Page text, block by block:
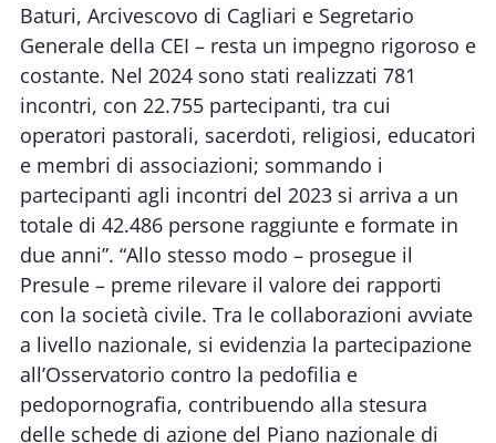
Baturi, Arcivescovo di Cagliari e Segretario
Generale della CEI – resta un impegno rigoroso e
costante. Nel 2024 sono stati realizzati 781
incontri, con 22.755 partecipanti, tra cui
operatori pastorali, sacerdoti, religiosi, educatori
e membri di associazioni; sommando i
partecipanti agli incontri del 2023 si arriva a un
totale di 42.486 persone raggiunte e formate in
due anni”. “Allo stesso modo – prosegue il
Presule – preme rilevare il valore dei rapporti
con la società civile. Tra le collaborazioni avviate
a livello nazionale, si evidenzia la partecipazione
all’Osservatorio contro la pedofilia e
pedopornografia, contribuendo alla stesura
delle schede di azione del Piano nazionale di